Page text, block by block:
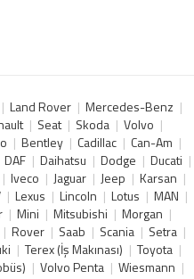
Land Rover
Mercedes-Benz
Seat Skoda
Volvo
Bentley Cadillac
Can-Am
DAF Daihatsu Dodge
Ducati
Iveco Jaguar Jeep
Karsan
Lexus Lincoln Lotus
MAN
Mini Mitsubishi
Morgan
Rover Saab Scania
Setra
Terex (İş Makınası)
Toyota
Volvo Penta
Wiesmann